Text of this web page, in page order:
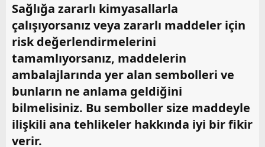
u
b
ş
l
a
t
a
n
n
g
ç
t
a
r
i
h
i
Sağlığa zararlı kimyasallarla
çalışıyorsanız veya zararlı maddeler için
risk değerlendirmelerini
tamamlıyorsanız, maddelerin
ambalajlarında yer alan sembolleri ve
bunların ne anlama geldiğini
bilmelisiniz. Bu semboller size maddeyle
ilişkili ana tehlikeler hakkında iyi bir fikir
verir.​